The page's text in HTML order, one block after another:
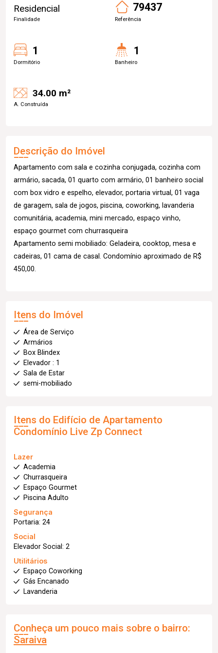
Residencial
Finalidade
79437
Referência
1
Dormitório
1
Banheiro
34.00 m²
A. Construída
Descrição do Imóvel
Apartamento com sala e cozinha conjugada, cozinha com
armário, sacada, 01 quarto com armário, 01 banheiro social
com box vidro e espelho, elevador, portaria virtual, 01 vaga
de garagem, sala de jogos, piscina, coworking, lavanderia
comunitária, academia, mini mercado, espaço vinho,
espaço gourmet com churrasqueira
Apartamento semi mobiliado: Geladeira, cooktop, mesa e
cadeiras, 01 cama de casal. Condomínio aproximado de R$
450,00.
Itens do Imóvel
Área de Serviço
Armários
Box Blindex
Elevador : 1
Sala de Estar
semi-mobiliado
Itens do Edifício de Apartamento
Condomínio Live Zp Connect
Lazer
Academia
Churrasqueira
Espaço Gourmet
Piscina Adulto
Segurança
Portaria: 24
Social
Elevador Social: 2
Utilitários
Espaço Coworking
Gás Encanado
Lavanderia
Conheça um pouco mais sobre o bairro:
Saraiva